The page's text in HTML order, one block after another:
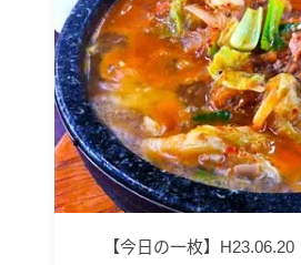
【今日の一枚】H23.06.20